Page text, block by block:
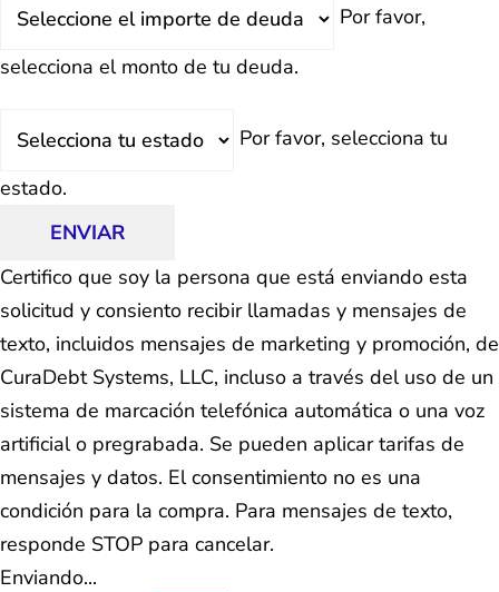
Por favor,
selecciona el monto de tu deuda.
Por favor, selecciona tu
estado.
ENVIAR
Certifico que soy la persona que está enviando esta
solicitud y consiento recibir llamadas y mensajes de
texto, incluidos mensajes de marketing y promoción, de
CuraDebt Systems, LLC, incluso a través del uso de un
sistema de marcación telefónica automática o una voz
artificial o pregrabada. Se pueden aplicar tarifas de
mensajes y datos. El consentimiento no es una
condición para la compra. Para mensajes de texto,
responde STOP para cancelar.
Enviando...